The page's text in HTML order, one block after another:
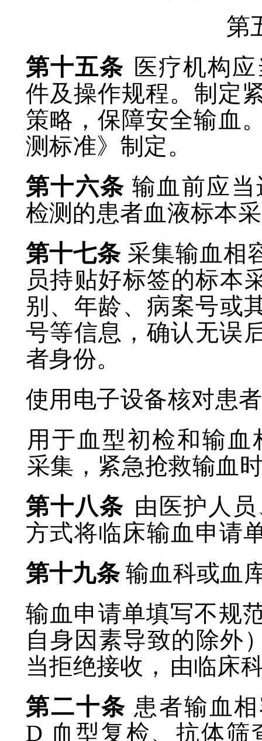
第
第十五条 医疗机构
件及操作规程。制定
策略，保障安全输血
测标准》制定。
第十六条 输血前应
检测的患者血液标本
第十七条 采集输血相
员持贴好标签的标本
别、年龄、病案号或
号等信息，确认无误
者身份。
使用电子设备核对患
用于血型初检和输
采集，紧急抢救输血
第十八条 由医护人
方式将临床输血申请
第十九条 输血科或血
输血申请单填写不规
自身因素导致的除外
当拒绝接收， 由临床
第二十条 患者输血
D 血型复检、抗体